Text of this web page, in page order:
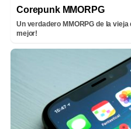
Corepunk MMORPG
Un verdadero MMORPG de la
mejor!